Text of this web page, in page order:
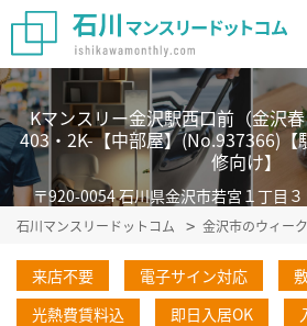
Kマンスリー金沢駅西口前（金沢
403・2K-【中部屋】(No.937366)【
修向け】
〒920-0054 石川県金沢市若宮１丁目
石川マンスリードットコム 金沢市のウィー
来店不要 電子サイン対応
光熱費賃料込
即日入居OK